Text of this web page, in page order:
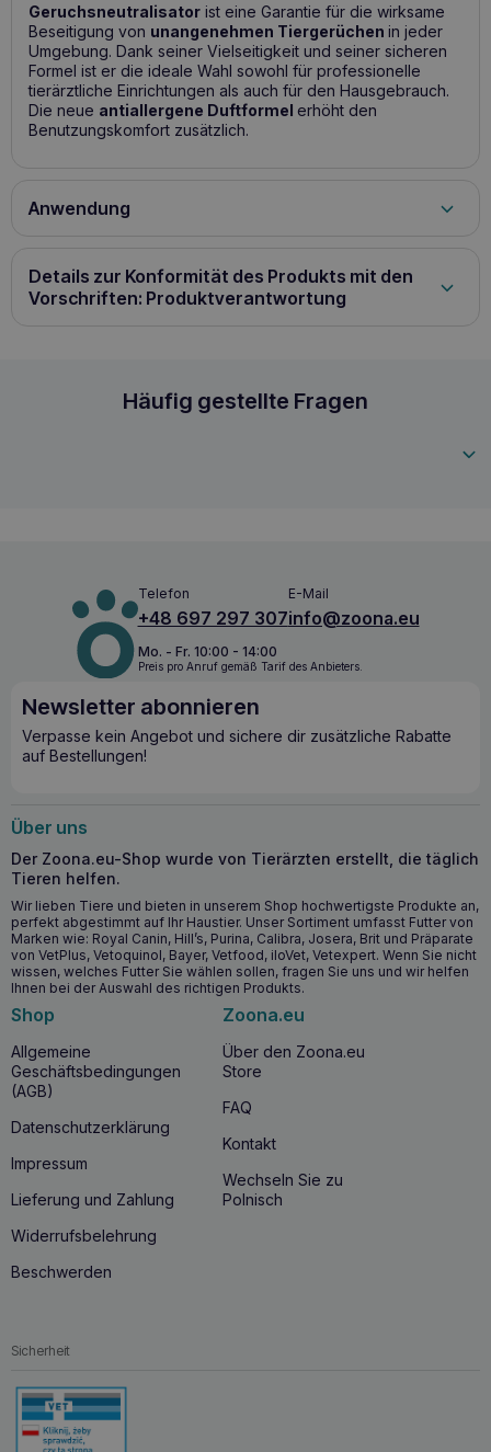
Geruchsneutralisator ist eine Garantie für die wirksame
Beseitigung von unangenehmen Tiergerüchen in jeder
Umgebung. Dank seiner Vielseitigkeit und seiner sicheren
Formel ist er die ideale Wahl sowohl für professionelle
tierärztliche Einrichtungen als auch für den Hausgebrauch.
Die neue antiallergene Duftformel erhöht den
Benutzungskomfort zusätzlich.
Anwendung
am Tier. Direkt auf die Geruchsquelle (verschmutzte Stelle,
Bett, Käfig, Einstreu) oder jede andere Quelle
Details zur Konformität des Produkts mit den
Vorschriften: Produktverantwortung
VET EXPERT Geruchslösung 650ml
Häufig gestellte Fragen
Telefon
+48 697 297 307
E-Mail
info@zoona.eu
Mo. - Fr. 10:00 - 14:00
Preis pro Anruf gemäß Tarif des Anbieters.
Newsletter abonnieren
Verpasse kein Angebot und sichere dir zusätzliche Rabatte
auf Bestellungen!
Über uns
Der Zoona.eu-Shop wurde von Tierärzten erstellt, die täglich
Tieren helfen.
Wir lieben Tiere und bieten in unserem Shop hochwertigste Produkte an,
perfekt abgestimmt auf Ihr Haustier. Unser Sortiment umfasst Futter von
Marken wie: Royal Canin, Hill’s, Purina, Calibra, Josera, Brit und Präparate
von VetPlus, Vetoquinol, Bayer, Vetfood, iloVet, Vetexpert. Wenn Sie nicht
wissen, welches Futter Sie wählen sollen, fragen Sie uns und wir helfen
Ihnen bei der Auswahl des richtigen Produkts.
Shop
Allgemeine
Geschäftsbedingungen
(AGB)
Datenschutzerklärung
Impressum
Lieferung und Zahlung
Widerrufsbelehrung
Beschwerden
Zoona.eu
Über den Zoona.eu
Store
FAQ
Kontakt
Wechseln Sie zu
Polnisch
Sicherheit